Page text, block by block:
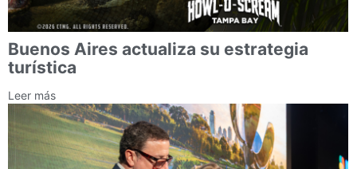
Buenos Aires actualiza su estrategia
turística
Leer más